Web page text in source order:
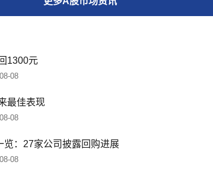
1300元
08
最佳表现
08
览：27家公司披露回购进展
08